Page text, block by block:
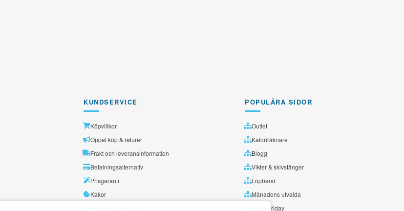
KUNDSERVICE
Köpvillkor
Öppet köp & returer
Frakt och leveransinformation
Betalningsalternativ
Prisgaranti
Kakor
POPULÄRA SIDOR
Outlet
Kaloriräknare
Blogg
Vikter & skivstänger
Löpband
Månadens utvalda
Black Friday